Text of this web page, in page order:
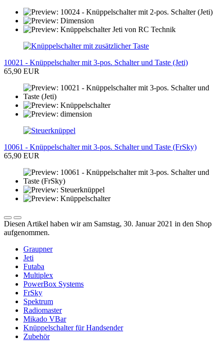
10021 - Knüppelschalter mit 3-pos. Schalter und Taste (Jeti)
65,90 EUR
10061 - Knüppelschalter mit 3-pos. Schalter und Taste (FrSky)
65,90 EUR
Diesen Artikel haben wir am Samstag, 30. Januar 2021 in den Shop
aufgenommen.
Graupner
Jeti
Futaba
Multiplex
PowerBox Systems
FrSky
Spektrum
Radiomaster
Mikado VBar
Knüppelschalter für Handsender
Zubehör